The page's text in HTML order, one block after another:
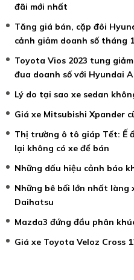
đãi mới nhất
Tăng giá bán, cặp đôi
cảnh giảm doanh số tháng
Toyota Vios 2023 tung
đua doanh số với Hyundai
Lý do tại sao xe sedan
Giá xe Mitsubishi Xpander
Thị trường ô tô giáp Tết: Ế
lại không có xe để bán
Những dấu hiệu cảnh báo
Những bê bối lớn nhất làng
Daihatsu
Mazda3 đứng đầu phân
Giá xe Toyota Veloz Cross